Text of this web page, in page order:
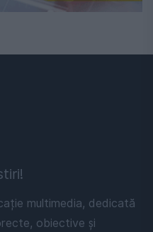
multimedia, dedicată
obiective și